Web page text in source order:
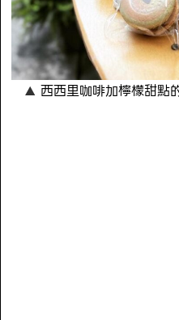
西西里咖啡加檸檬甜點